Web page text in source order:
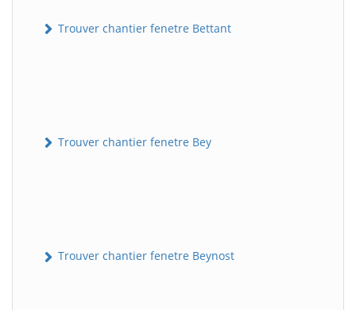
Trouver chantier fenetre Bettant
Trouver chantier fenetre Bey
Trouver chantier fenetre Beynost